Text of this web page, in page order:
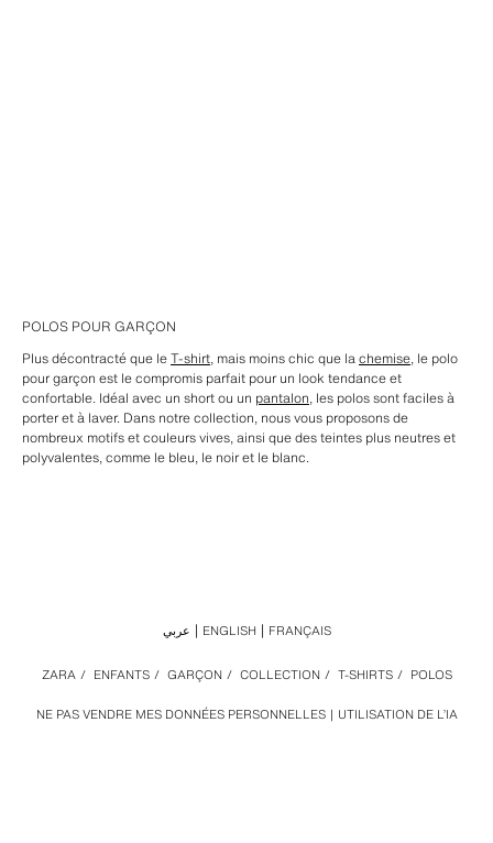
POLOS POUR GARÇON
Plus décontracté que leT-shirt, mais moins chic que lachemise, le polo
pour garçon est le compromis parfait pour un look tendance et
confortable. Idéal avec un short ou un pantalon, les polos sont faciles à
porter et à laver. Dans notre collection, nous vous proposons de
nombreux motifs et couleurs vives, ainsi que des teintes plus neutres et
polyvalentes, comme le bleu, le noir et le blanc.
NE PAS VENDRE MES DONNÉES PERSONNELLES UTILISATION DE L’IA
ZARA / ENFANTS / GARÇON / COLLECTION / T-SHIRTS / POLOS
عربي ENGLISH FRANÇAIS